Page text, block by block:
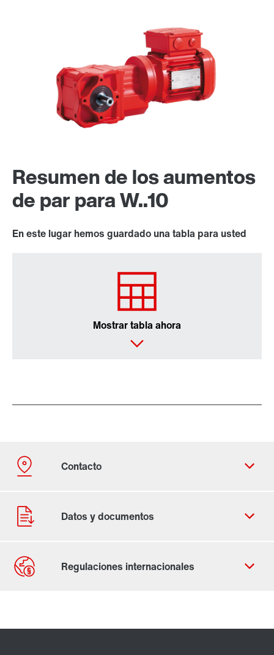
Resumen de los aumentos
de par para W..10
En este lugar hemos guardado una tabla para usted
Mostrar tabla ahora